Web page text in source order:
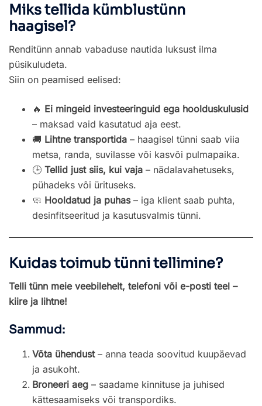
Miks tellida kümblustünn
haagisel?
Renditünn annab vabaduse nautida luksust ilma
püsikuludeta.
Siin on peamised eelised:
🔥 Ei mingeid investeeringuid ega hoolduskulusid
– maksad vaid kasutatud aja eest.
🚚 Lihtne transportida – haagisel tünni saab viia
metsa, randa, suvilasse või kasvõi pulmapaika.
🕒 Tellid just siis, kui vaja – nädalavahetuseks,
pühadeks või ürituseks.
🧼 Hooldatud ja puhas– iga klient saab puhta,
desinfitseeritud ja kasutusvalmis tünni.
Kuidas toimub tünni tellimine?
Telli tünn meie veebilehelt, telefoni või e-posti teel –
kiire ja lihtne!
Sammud:
Võta ühendust– anna teada soovitud kuupäevad
ja asukoht.
Broneeri aeg – saadame kinnituse ja juhised
kättesaamiseks või transpordiks.